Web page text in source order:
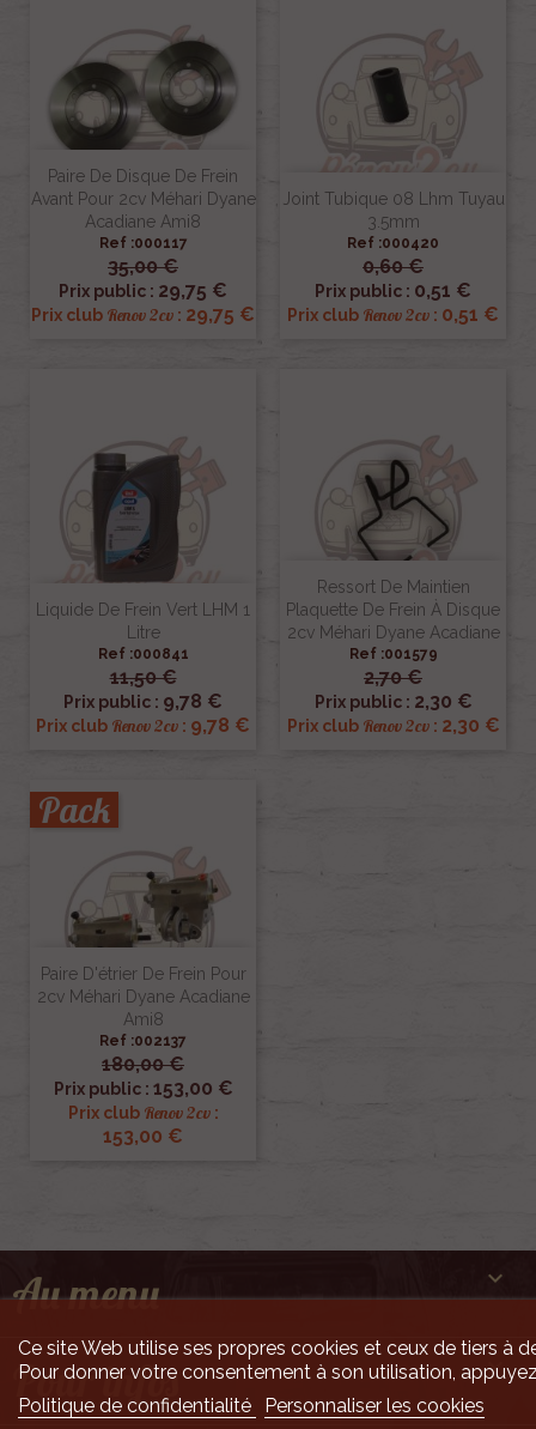
Paire De Disque De Frein
Avant Pour 2cv Méhari Dyane
Acadiane Ami8
Ref :000117
35,00 €
Prix public : 29,75 €
Prix club Renov 2cv : 29,75 €
Joint Tubique 08 Lhm Tuyau
3.5mm
Ref :000420
0,60 €
Prix public : 0,51 €
Prix club Renov 2cv : 0,51 €
Liquide De Frein Vert LHM 1
Litre
Ref :000841
11,50 €
Prix public : 9,78 €
Prix club Renov 2cv : 9,78 €
Ressort De Maintien
Plaquette De Frein À Disque
2cv Méhari Dyane Acadiane
Ref :001579
2,70 €
Prix public : 2,30 €
Prix club Renov 2cv: 2,30 €
Paire D'étrier De Frein Pour
2cv Méhari Dyane Acadiane
Ami8
Ref :002137
180,00 €
Prix public : 153,00 €
Prix club Renov 2cv:
153,00 €
Pack
Au menu 
Pour infos 
Ce site Web utilise ses propres cookies et ceux de tiers à
Pour donner votre consentement à son utilisation,
Politique de confidentialité
Personnaliser les cookies